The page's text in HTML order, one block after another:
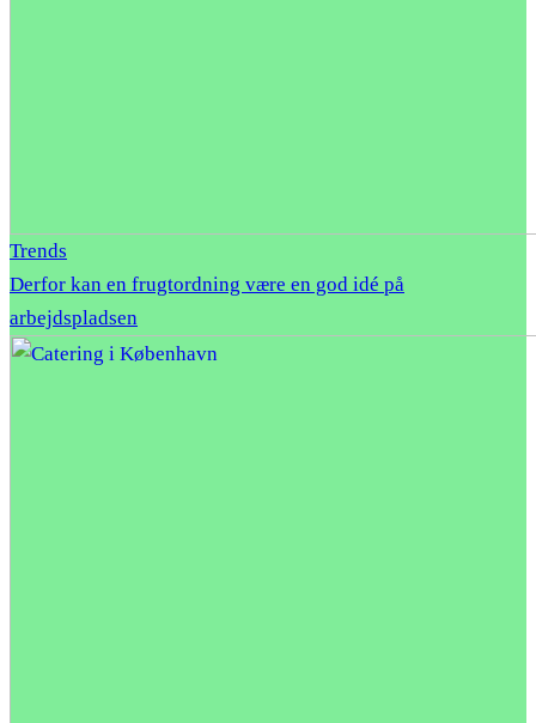
Trends
Derfor kan en frugtordning være en god idé på
arbejdspladsen